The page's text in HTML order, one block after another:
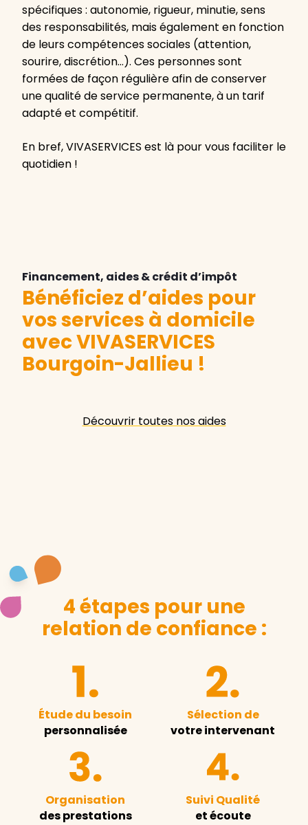
spécifiques : autonomie, rigueur, minutie, sens
des responsabilités, mais également en fonction
de leurs compétences sociales (attention,
sourire, discrétion…). Ces personnes sont
formées de façon régulière afin de conserver
une qualité de service permanente, à un tarif
adapté et compétitif.
En bref, VIVASERVICES est là pour vous faciliter le
quotidien !
Financement, aides & crédit d’impôt
Bénéficiez d’aides pour
vos services à domicile
avec VIVASERVICES
Bourgoin-Jallieu !
Découvrir toutes nos aides
4 étapes pour une
relation de confiance :
Étude du besoin
personnalisée
Sélection de
votre intervenant
Organisation
des prestations
Suivi Qualité
et écoute